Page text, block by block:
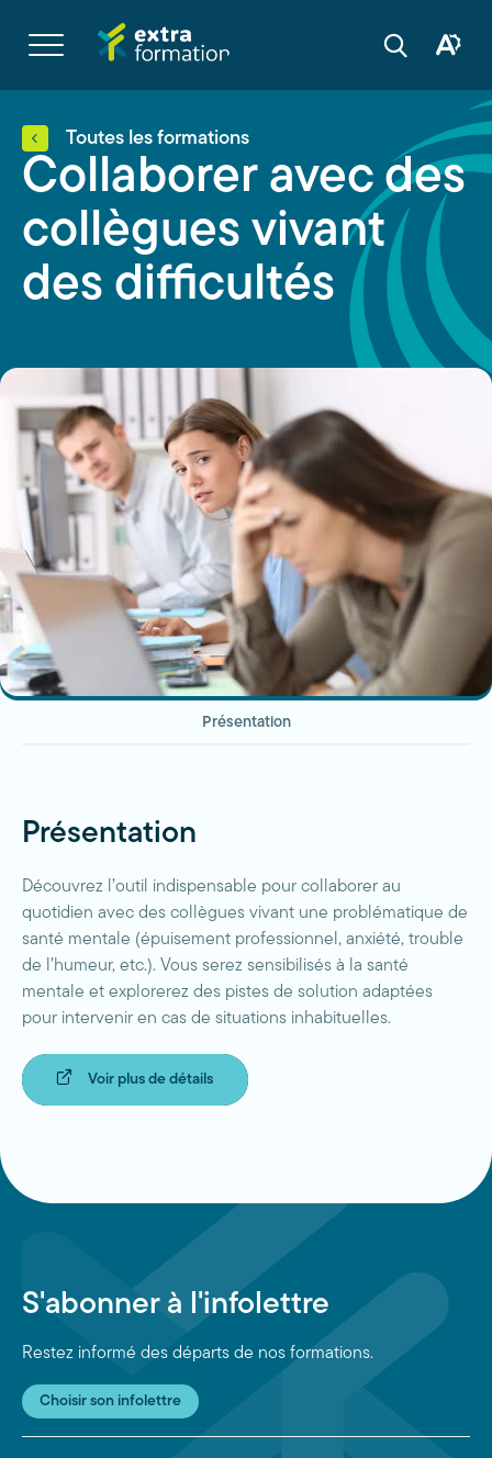
Ouvrir
la
Ouvrir
Ouvrir
Toutes les formations
Collaborer avec des
collègues vivant
des difficultés
Présentation
Présentation
Découvrez l’outil indispensable pour collaborer au
quotidien avec des collègues vivant une problématique de
santé mentale (épuisement professionnel, anxiété, trouble
de l’humeur, etc.). Vous serez sensibilisés à la santé
mentale et explorerez des pistes de solution adaptées
pour intervenir en cas de situations inhabituelles.
Voir plus de détails
S'abonner à l'infolettre
Restez informé des départs de nos formations.
Choisir son infolettre